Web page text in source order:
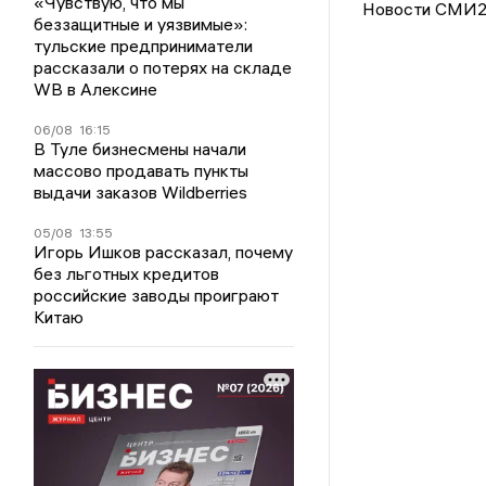
беззащитные и уязвимые»:
тульские предприниматели
рассказали о потерях на складе
WB в Алексине
06/08 16:15
В Туле бизнесмены начали
массово продавать пункты
выдачи заказов Wildberries
05/08 13:55
Игорь Ишков рассказал, почему
без льготных кредитов
российские заводы проиграют
Китаю
Новости